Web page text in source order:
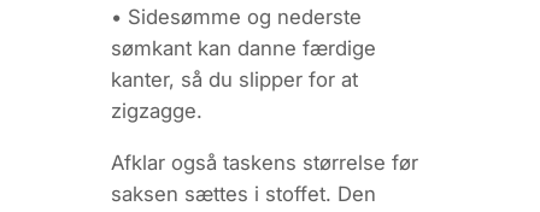
• Sidesømme og nederste
sømkant kan danne færdige
kanter, så du slipper for at
zigzagge.
Afklar også taskens størrelse før
saksen sættes i stoffet. Den